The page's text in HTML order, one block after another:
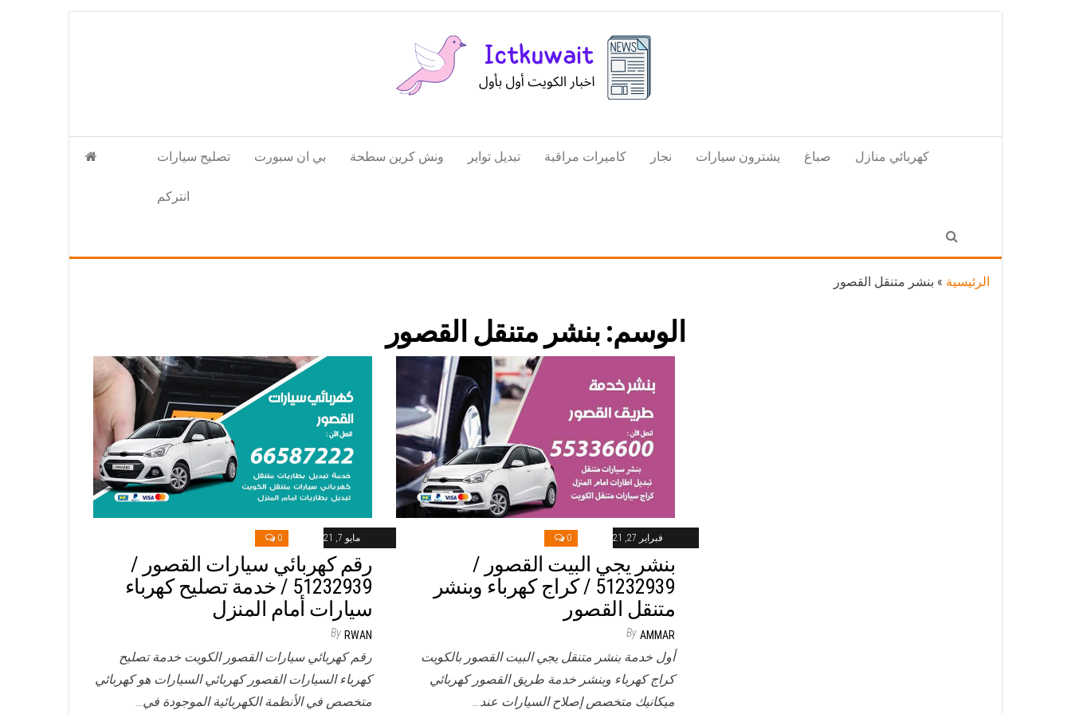
الكويت
تكنولوجيا
المعلومات
تصليح سيارات بي ان سبورت ونش كرين سطحة تبديل تواير كاميرات مراقبة نجار يشترون سيارات صباغ كهربائي منازل
انتركم
الرئيسية » بنشر متنقل القصور
الوسم:بنشر متنقل القصور
مايو 7, 2021 0
رقم كهربائي سيارات القصور /
51232939‬ / خدمة تصليح كهرباء
سيارات أمام المنزل
By RWAN
رقم كهربائي سيارات القصور الكويت خدمة تصليح
كهرباء السيارات القصور كهربائي السيارات هو كهربائي
متخصص في الأنظمة الكهربائية الموجودة في…
فبراير 27, 2021 0
بنشر يجي البيت القصور /
51232939‬ / كراج كهرباء وبنشر
متنقل القصور
By AMMAR
أول خدمة بنشر متنقل يجي البيت القصور بالكويت
كراج كهرباء وبنشر خدمة طريق القصور كهربائي
ميكانيك متخصص إصلاح السيارات عند…